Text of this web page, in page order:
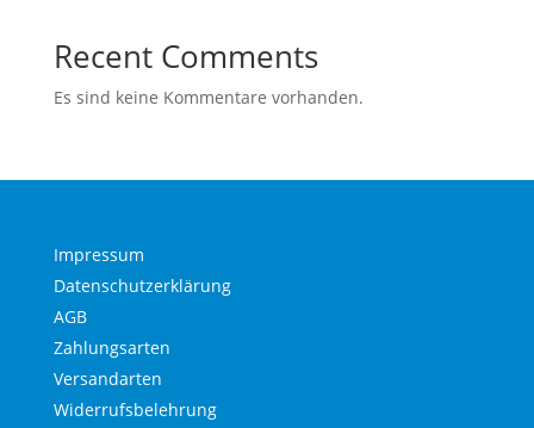
Recent Comments
Es sind keine Kommentare vorhanden.
Impressum
Datenschutzerklärung
AGB
Zahlungsarten
Versandarten
Widerrufsbelehrung